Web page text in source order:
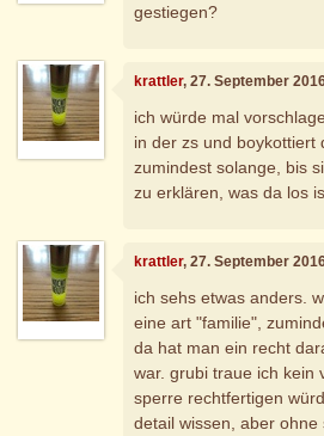
gestiegen?
krattler, 27. September
ich würde mal
in der zs und boykottiert
zumindest solange, bis
zu erklären, was da los
krattler, 27. September
ich sehs etwas anders.
eine art "familie",
da hat man ein recht
war. grubi traue ich kein
sperre rechtfertigen
detail wissen, aber ohne